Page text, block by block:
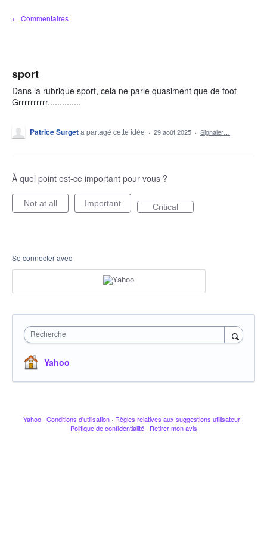
Aller
au
← Commentaires
sport
Dans la rubrique sport, cela ne parle quasiment que de foot
Grrrrrrrrrr..............
Patrice Surgeta partagé cette idée · 29 août 2025 · Signaler…
À quel point est-ce important pour vous ?
Not at all Important Critical
Se connecter avec
Recherche
Yahoo
Yahoo · Conditions d'utilisation · Règles relatives aux suggestions utilisateur ·
Politique de confidentialité · Retirer mon avis